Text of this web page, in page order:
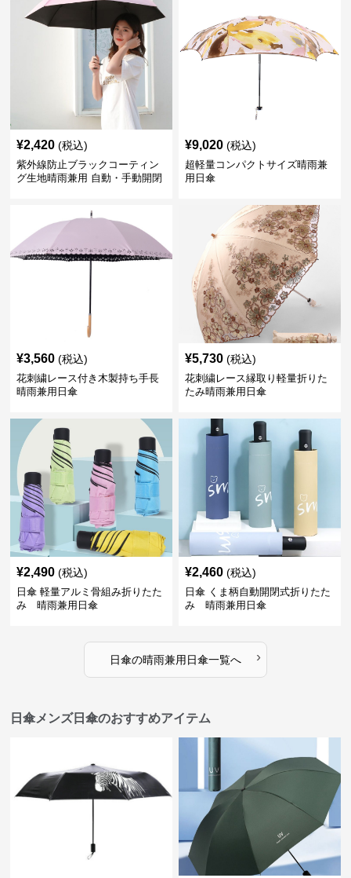
¥2,420 (税込)
紫外線防止ブラックコーティン
グ生地晴雨兼用 自動・手動開閉
¥9,020 (税込)
超軽量コンパクトサイズ晴雨兼
用日傘
¥3,560 (税込)
花刺繍レース付き木製持ち手長
晴雨兼用日傘
¥5,730 (税込)
花刺繍レース縁取り軽量折りた
たみ晴雨兼用日傘
¥2,490 (税込)
日傘 軽量アルミ骨組み折りたた
み 晴雨兼用日傘
¥2,460 (税込)
日傘 くま柄自動開閉式折りたた
み 晴雨兼用日傘
日傘の晴雨兼用日傘一覧へ ›
日傘メンズ日傘のおすすめアイテム